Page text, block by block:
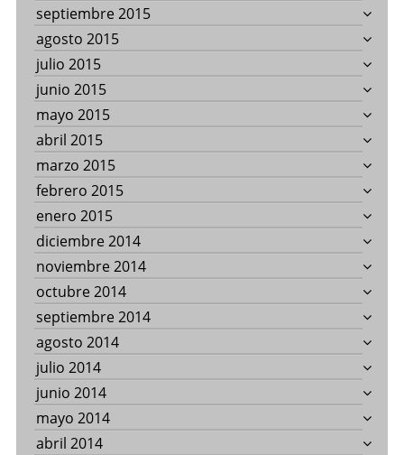
septiembre 2015
agosto 2015
julio 2015
junio 2015
mayo 2015
abril 2015
marzo 2015
febrero 2015
enero 2015
diciembre 2014
noviembre 2014
octubre 2014
septiembre 2014
agosto 2014
julio 2014
junio 2014
mayo 2014
abril 2014